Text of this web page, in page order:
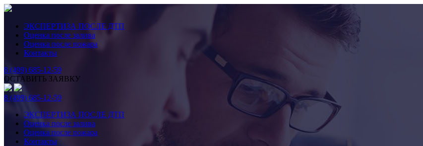
ЭКСПЕРТИЗА ПОСЛЕ ДТП
Оценка после залива
Оценка после пожара
Контакты
8 (499) 685-12-59
ОСТАВИТЬ ЗАЯВКУ
8 (499) 685-12-59
ЭКСПЕРТИЗА ПОСЛЕ ДТП
Оценка после залива
Оценка после пожара
Контакты